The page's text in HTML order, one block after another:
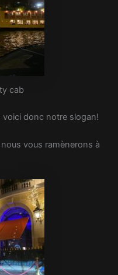
cab
voici donc notre slogan!
vous ramènerons à